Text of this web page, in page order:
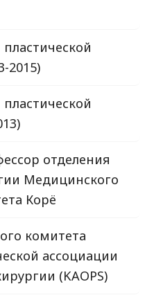
2015)
отделения
Медицинского
Корё
комитета
ассоциации
(KAOPS)